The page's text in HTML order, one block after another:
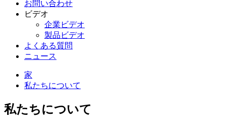
お問い合わせ
ビデオ
企業ビデオ
製品ビデオ
よくある質問
ニュース
家
私たちについて
私たちについて